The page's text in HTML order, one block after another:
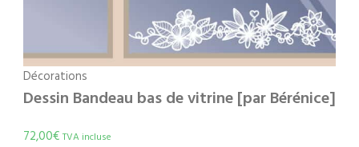
Décorations
Dessin Bandeau bas de vitrine [par Bérénice]
72,00€ TVA incluse